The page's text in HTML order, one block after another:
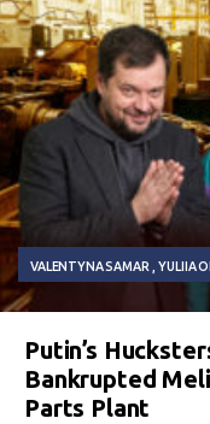
VALENTYNA SAMAR YULIIA
Putin’s
Bankrupted
Parts Plant